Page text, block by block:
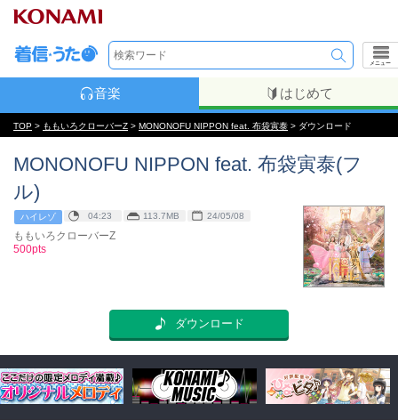
メニュー
音楽 はじめて
TOP > ももいろクローバーZ > MONONOFU NIPPON feat. 布袋寅泰 > ダウンロード
MONONOFU NIPPON feat. 布袋寅泰(フ
ル)
ハイレゾ 04:23 113.7MB 24/05/08
ももいろクローバーZ
500pts
ダウンロード